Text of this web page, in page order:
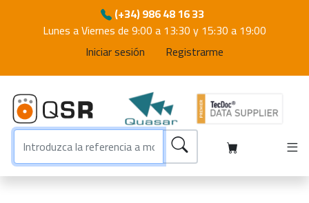
(+34) 986 48 16 33
Lunes a Viernes de 9:00 a 13:30 y 15:30 a 19:00
Iniciar sesión
Registrarme